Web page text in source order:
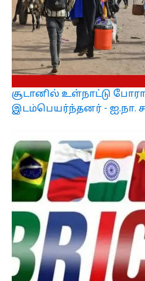
சூடானில் உள்நாட்டு
இடம்பெயர்ந்தனர் - ஐ.நா.